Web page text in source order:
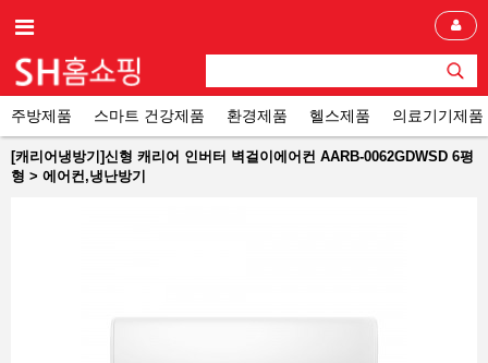
주방제품 스마트 건강제품 환경제품 헬스제품 의료기기제품
[캐리어냉방기]신형 캐리어 인버터 벽걸이에어컨 AARB-0062GDWSD 6평
형 > 에어컨,냉난방기